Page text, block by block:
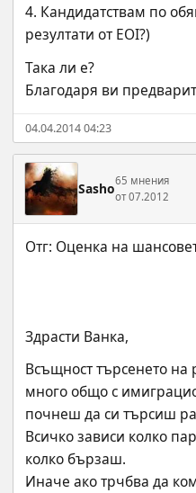
4. Кандидатствам по
резултати от EOI?)
Така ли е?
Благодаря ви
04.04.2014 04:23
Sasho65 мнения
от 07.2012
Здрасти Ванка,
Всъщност търсенето на
много общо с
почнеш да си търсиш
Всичко зависи колко
колко бързаш.
Иначе ако трчбва да